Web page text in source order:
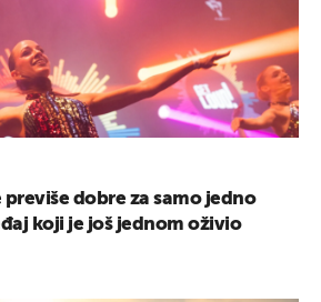
previše dobre za samo jedno
koji je još jednom oživio